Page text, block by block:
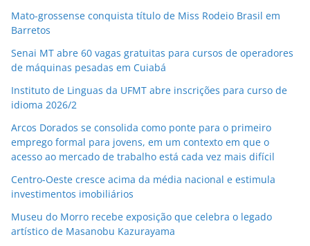
Mato-grossense conquista título de Miss Rodeio Brasil em
Barretos
Senai MT abre 60 vagas gratuitas para cursos de operadores
de máquinas pesadas em Cuiabá
Instituto de Linguas da UFMT abre inscrições para curso de
idioma 2026/2
Arcos Dorados se consolida como ponte para o primeiro
emprego formal para jovens, em um contexto em que o
acesso ao mercado de trabalho está cada vez mais difícil
Centro-Oeste cresce acima da média nacional e estimula
investimentos imobiliários
Museu do Morro recebe exposição que celebra o legado
artístico de Masanobu Kazurayama